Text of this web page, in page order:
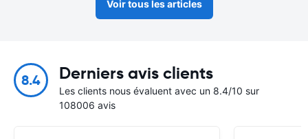
Voir tous les articles
8.4 Derniers avis clients
Les clients nous évaluent avec un 8.4/10 sur
108006 avis